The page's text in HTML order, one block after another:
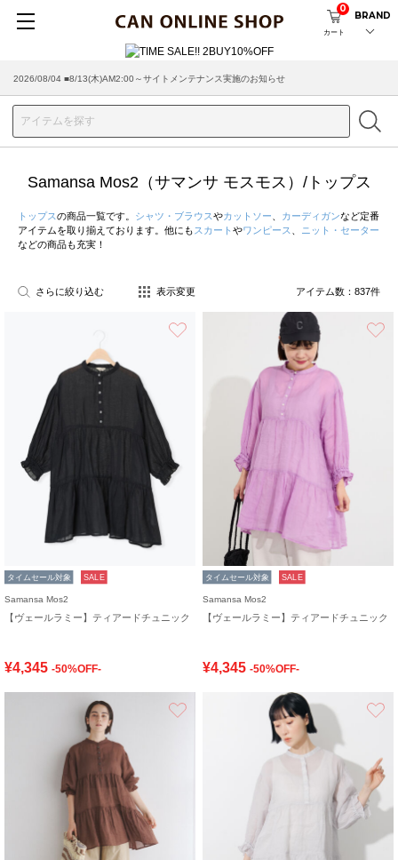
カート
0
BRAND
2026/07/29 ■【お知らせ】ヤマト運輸の配送遅延・停止について
Samansa Mos2（サマンサ モスモス）/トップス
トップスの商品一覧です。 シャツ・ブラウスやカットソー カーディガンなど定番
アイテムを取り揃えております。他にも スカート やワンピース
ニット・セーター
などの商品も充実！
さらに絞り込む 表示変更 アイテム数： 837件
タイムセール対象 SALE
Samansa Mos2
【ヴェールラミー】ティアードチュニック
¥4,345 -50%OFF-
タイムセール対象 SALE
Samansa Mos2
【ヴェールラミー】ティアードチュニック
¥4,345 -50%OFF-